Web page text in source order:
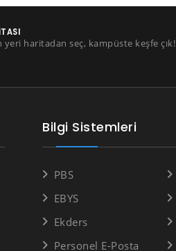
haritadan seç, kampüste keşfe çık!
Bilgi Sistemleri
PBS
EBYS
Ekders
Personel E-Posta